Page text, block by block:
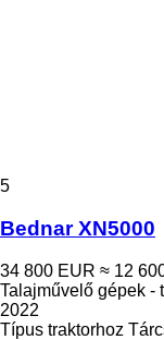
5
Bednar XN5000
34 800 EUR ≈ 12
Talajművelő gépek -
2022
Típus traktorhoz